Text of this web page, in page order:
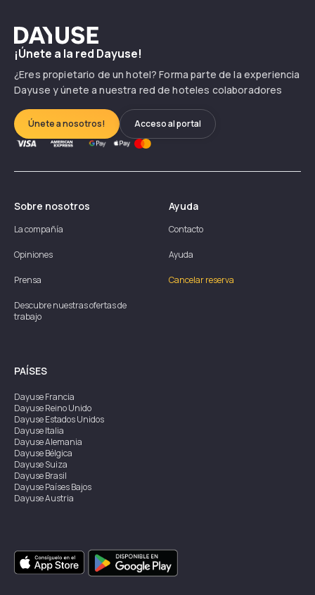
Dayuse
¡Únete a la red Dayuse!
¿Eres propietario de un hotel? Forma parte de la experiencia
Dayuse y únete a nuestra red de hoteles colaboradores
Únete a nosotros! Acceso al portal
Sobre nosotros
La compañía
Opiniones
Prensa
Descubre nuestras ofertas de
trabajo
Ayuda
Contacto
Ayuda
Cancelar reserva
PAÍSES
DayuseFrancia
DayuseReino Unido
DayuseEstados Unidos
DayuseItalia
DayuseAlemania
DayuseBélgica
DayuseSuiza
DayuseBrasil
DayusePaíses Bajos
DayuseAustria
DayuseSingapur
DayuseSuecia
DayuseTailandia